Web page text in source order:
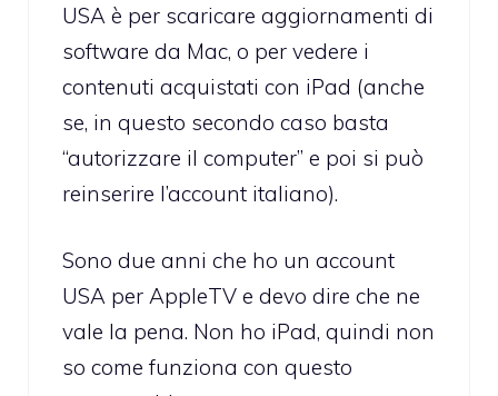
USA è per scaricare aggiornamenti di
software da Mac, o per vedere i
contenuti acquistati con iPad (anche
se, in questo secondo caso basta
“autorizzare il computer” e poi si può
reinserire l’account italiano).
Sono due anni che ho un account
USA per AppleTV e devo dire che ne
vale la pena. Non ho iPad, quindi non
so come funziona con questo